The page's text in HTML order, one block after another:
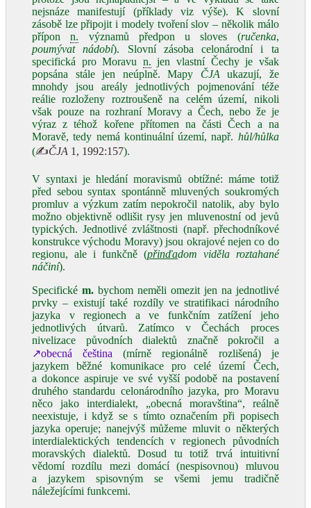
nejsnáze manifestují (příklady viz výše). K slovní
zásobě lze připojit i modely tvoření slov – několik málo
příponn. významů předpon u sloves (ručenka,
poumývat nádobí). Slovní zásoba celonárodní i ta
specifická pro Moravu n. jen vlastní Čechy je však
popsána stále jen neúplně. Mapy ČJA ukazují, že
mnohdy jsou areály jednotlivých pojmenování téže
reálie rozloženy roztroušeně na celém území, nikoli
však pouze na rozhraní Moravy a Čech, nebo že je
výraz z téhož kořene přítomen na části Čech a na
Moravě, tedy nemá kontinuální území, např. hůl/hůlka
(✍ČJA 1, 1992:157).
V syntaxi je hledání moravismů obtížné: máme totiž
před sebou syntax spontánně mluvených soukromých
promluv a výzkum zatím nepokročil natolik, aby bylo
možno objektivně odlišit rysy jen mluvenostní od jevů
typických. Jednotlivé zvláštnosti (např. přechodníkové
konstrukce východu Moravy) jsou okrajové nejen co do
regionu, ale i funkčně (přinďadom viděla roztahané
náčiní).
Specifické m.bychom neměli omezit jen na jednotlivé
prvky – existují také rozdíly ve stratifikaci národního
jazyka v regionech a ve funkčním zatížení jeho
jednotlivých útvarů. Zatímco v Čechách proces
nivelizace původních dialektů značně pokročil a
↗obecná čeština (mírně regionálně rozlišená) je
jazykem běžné komunikace pro celé území Čech,
a dokonce aspiruje ve své vyšší podobě na postavení
druhého standardu celonárodního jazyka, pro Moravu
něco jako interdialekt, „obecná moravština“, reálně
neexistuje, i když se s tímto označením při popisech
jazyka operuje; nanejvýš můžeme mluvit o některých
interdialektických tendencích v regionech původních
moravských dialektů. Dosud tu totiž trvá intuitivní
vědomí rozdílu mezi domácí (nespisovnou) mluvou
a jazykem spisovným se všemi jemu tradičně
náležejícími funkcemi.